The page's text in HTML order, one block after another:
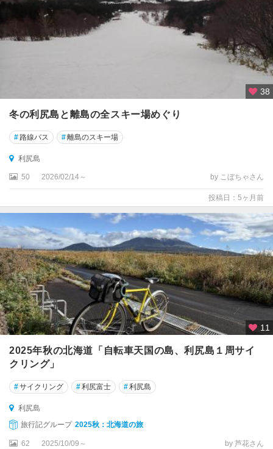
38
冬の利尻島と離島の全スキー場めぐり
#路線バス #離島のスキー場
利尻島
50 2026/02/14～ by こぼちゃさん
投稿日：5ヶ月前
11
2025年秋の北海道「自転車天国の島、利尻島１周サイ
クリング」
#サイクリング #利尻富士 #利尻島
利尻島
旅行記グループ 2025秋：北海道の旅
62 2025/10/09～ by 芦花さん